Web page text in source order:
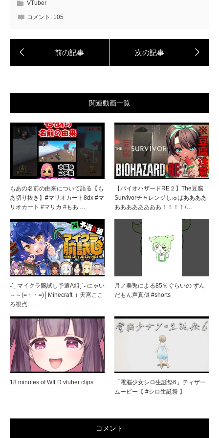
VTuber
コメント: 105
関連動画一覧
もあの名前の由来について語る【も
あ切り抜き】#マリオカート8dx #マ
リオカート #マリカ #もあ …
【バイオハザードRE２】The豆腐
Survivorチャレンジしゅばああああ
ああああああああ！！！！/…
˗ˋˏ マイクラ腕試し予選A組ˎˊ˗ にゃい
～～(=・・=)│Minecraft（ 天宮ここ
ろ視点 …
月ノ美兎による85％ぐらいの ずん
だもん声真似 #shorts
18 minutes of WILD vtuber clips
「電脳少女シロ生誕祭6」ティザー
ムービー【 #シロ生誕祭 】
コメント